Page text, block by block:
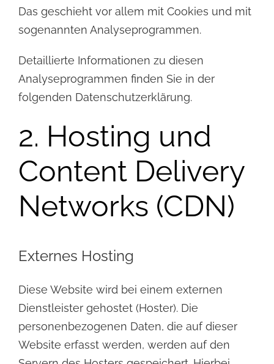
Das geschieht vor allem mit Cookies und mit
sogenannten Analyseprogrammen.
Detaillierte Informationen zu diesen
Analyseprogrammen finden Sie in der
folgenden Datenschutzerklärung.
2. Hosting und
Content Delivery
Networks (CDN)
Externes Hosting
Diese Website wird bei einem externen
Dienstleister gehostet (Hoster). Die
personenbezogenen Daten, die auf dieser
Website erfasst werden, werden auf den